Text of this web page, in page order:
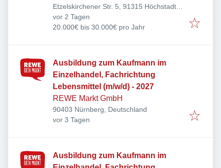
Etzelskirchener Str. 5, 91315 Höchstadt,
Deutschland
Veröffentlicht
vor 2 Tagen
20.000€ bis 30.000€ pro Jahr
Ausbildung zum Kaufmann im
Einzelhandel, Fachrichtung
Lebensmittel (m/w/d) - 2027
REWE Markt GmbH
90403 Nürnberg, Deutschland
Veröffentlicht
vor 3 Tagen
Ausbildung zum Kaufmann im